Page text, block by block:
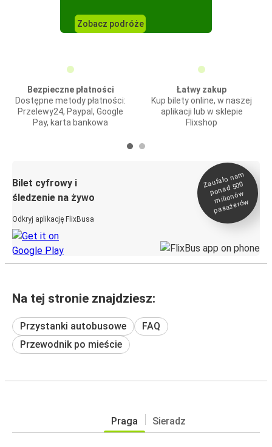
Zobacz podróże
Bezpieczne płatności
Dostępne metody płatności:
Przelewy24, Paypal, Google
Pay, karta bankowa
Łatwy zakup
Kup bilety online, w naszej
aplikacji lub w sklepie
Flixshop
Bilet cyfrowy i
śledzenie na żywo
Odkryj aplikację FlixBusa
Zaufało na
m
ponad 500
milionó
w
pasażeró
w
Na tej stronie znajdziesz:
Przystanki autobusowe
FAQ
Przewodnik po mieście
Praga Sieradz